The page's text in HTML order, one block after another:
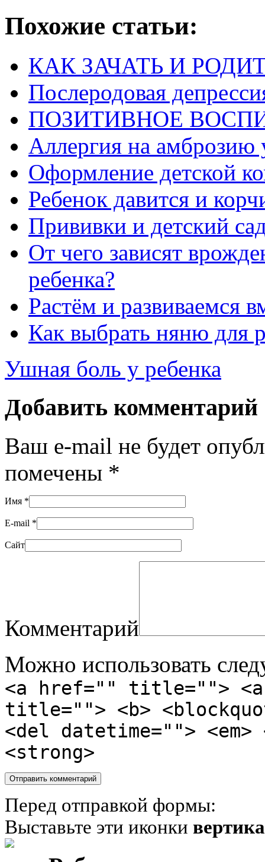
Похожие статьи:
КАК ЗАЧАТЬ И
Послеродовая
ПОЗИТИВНОЕ
Аллергия на амброзию
Оформление детской
Ребенок давится и
Прививки и детский
От чего зависят
ребенка?
Растём и развиваемся
Как выбрать няню для
Ушная боль у ребенка
Добавить комментарий
Ваш e-mail не будет
помечены *
Имя *
E-mail *
Сайт
Комментарий
Можно использовать
<a href="" title="">
title=""> <b>
<del datetime="">
<strong>
Перед отправкой формы:
Выставьте эти иконки